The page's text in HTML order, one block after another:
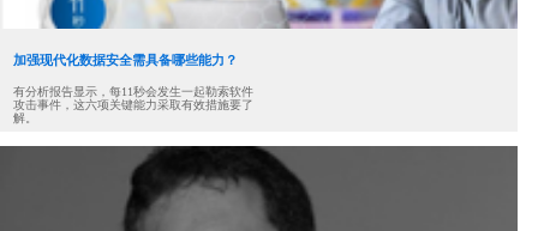
加强现代化数据安全需具备哪些能力？
有分析报告显示，每11秒会发生一起勒索软件
攻击事件，这六项关键能力采取有效措施要了
解。